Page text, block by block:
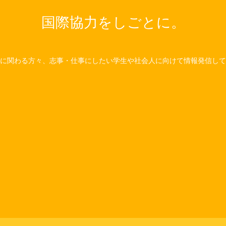
国際協力をしごとに。
関わる方々、志事・仕事にしたい学生や社会人に向けて情報発信し